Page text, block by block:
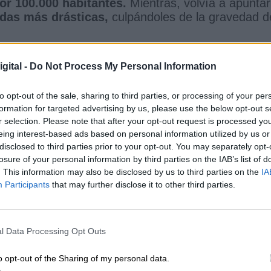
- Do Not Process My Personal Information
opt-out of the sale, sharing to third parties, or processing of your
for targeted advertising by us, please use the below opt-out
selection. Please note that after your opt-out request is processed
interest-based ads based on personal information utilized by us
to third parties prior to your opt-out. You may separately
of your personal information by third parties on the IAB’s list of
This information may also be disclosed by us to third parties on the
Participants that may further disclose it to other third parties.
Data Processing Opt Outs
opt-out of the Sharing of my personal data.
100.000 habitantes. Mientras, volvía a
más drásticas, culpándoles de la gravedad
en bares y restaurantes. Y la ventilación -
los consumidores.
de queda. En terrazas las mesas vuelven a 6
1, 2021
por La Ser avanzan una pérdida económica
con otras dos comunidades que han
y la Comunidad Valenciana. El PIB de
tras mantener la región cerrada al completo
que Ayuso planea no prorrogar durante mucho
familiar o a dos personas